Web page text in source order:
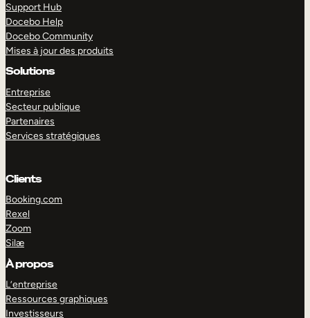
Support Hub
Docebo Help
Docebo Community
Mises à jour des produits
Solutions
Entreprise
Secteur publique
Partenaires
Services stratégiques
Clients
Booking.com
Rexel
Zoom
Silæ
À propos
L’entreprise
Ressources graphiques
Investisseurs